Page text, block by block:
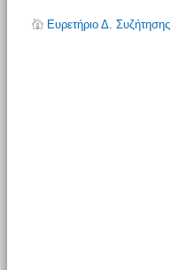
Ευρετήριο Δ. Συζήτησης